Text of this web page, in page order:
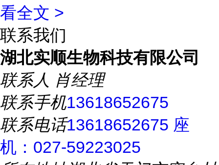
看全文 >
联系我们
湖北实顺生物科技有限公司
联系人 肖经理
联系手机13618652675
联系电话13618652675 座
机：027-59223025